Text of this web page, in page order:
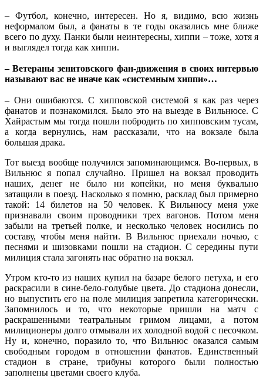
– Футбол, конечно, интересен. Но я, видимо, всю жизнь
неформалом был, а фанаты в те годы оказались мне ближе
всего по духу. Панки были неинтересны, хиппи – тоже, хотя я
и выглядел тогда как хиппи.
– Ветераны зенитовского фан-движения в своих интервью
называют вас не иначе как «системным хиппи»…
– Они ошибаются. С хипповской системой я как раз через
фанатов и познакомился. Было это на выезде в Вильнюсе. С
Хайрастым мы тогда пошли побродить по хипповским тусам,
а когда вернулись, нам рассказали, что на вокзале была
большая драка.
Тот выезд вообще получился запоминающимся. Во-первых, в
Вильнюс я попал случайно. Пришел на вокзал проводить
наших, денег не было ни копейки, но меня буквально
затащили в поезд. Насколько я помню, расклад был примерно
такой: 14 билетов на 50 человек. К Вильнюсу меня уже
признавали своим проводники трех вагонов. Потом меня
забыли на третьей полке, и несколько человек носились по
составу, чтобы меня найти. В Вильнюс приехали ночью, с
песнями и шизовками пошли на стадион. С середины пути
милиция стала загонять нас обратно на вокзал.
Утром кто-то из наших купил на базаре белого петуха, и его
раскрасили в сине-бело-голубые цвета. До стадиона донесли,
но выпустить его на поле милиция запретила категорически.
Запомнилось и то, что некоторые пришли на матч с
раскрашенными театральным гримом лицами, а потом
милиционеры долго отмывали их холодной водой с песочком.
Ну и, конечно, поразило то, что Вильнюс оказался самым
свободным городом в отношении фанатов. Единственный
стадион в стране, трибуны которого были полностью
заполнены цветами своего клуба.